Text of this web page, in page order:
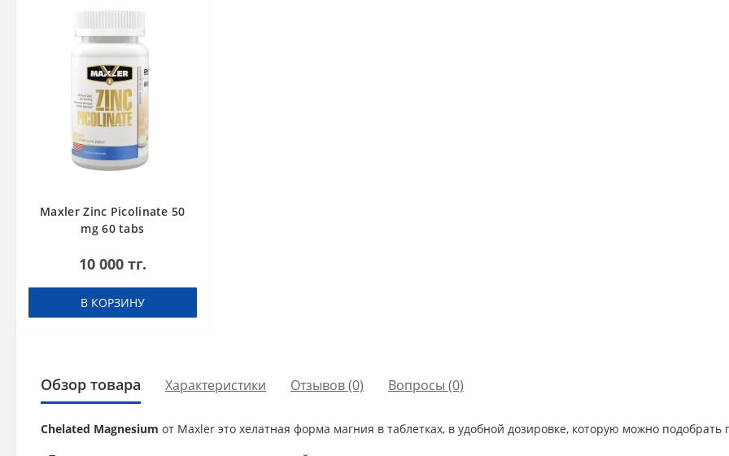
Maxler Zinc Picolinate 50
mg 60 tabs
10 000 тг.
В КОРЗИНУ
Обзор товара Характеристики Отзывов (0) Вопросы (0)
Chelated Magnesium от Maxler это хелатная форма магния в таблетках, в удобной дозировке, которую можно подобрать